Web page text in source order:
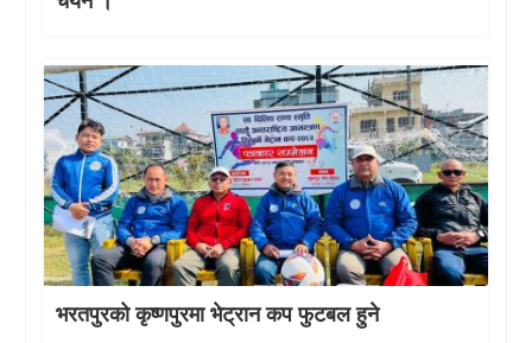
भरतपुरको कृष्णपुरमा भेट्रान कप फुटबल हुने